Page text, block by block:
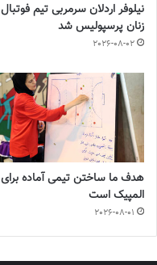
نیلوفر اردلان سرمربی تیم فوتبال
زنان پرسپولیس شد
2026-08-02
هدف ما ساختن تیمی آماده برای
المپیک است
2026-08-01